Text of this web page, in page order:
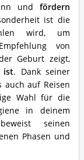
und fördern
ist die
wird, um
von
Geburt zeigt,
ist. Dank seiner
auch auf Reisen
Wahl für die
in deinem
seinen
Phasen und